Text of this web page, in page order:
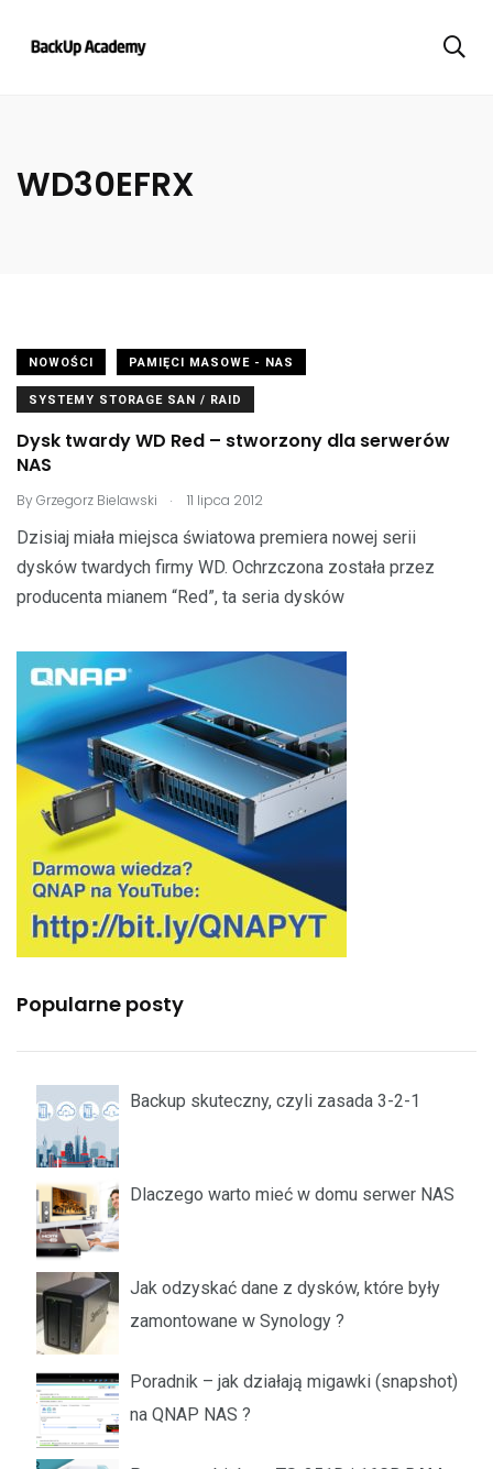
WD30EFRX
NOWOŚCI PAMIĘCI MASOWE - NAS
SYSTEMY STORAGE SAN / RAID
Dysk twardy WD Red – stworzony dla serwerów
NAS
ByGrzegorz Bielawski . 11 lipca 2012
Dzisiaj miała miejsca światowa premiera nowej serii
dysków twardych firmy WD. Ochrzczona została przez
producenta mianem “Red”, ta seria dysków
Popularne posty
Backup skuteczny, czyli zasada 3-2-1
Dlaczego warto mieć w domu serwer NAS
Jak odzyskać dane z dysków, które były
zamontowane w Synology ?
Poradnik – jak działają migawki (snapshot)
na QNAP NAS ?